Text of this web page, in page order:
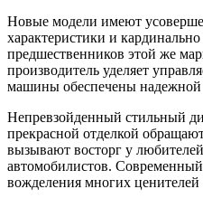
Новые модели имеют
характеристики и
предшественников этой же
производитель уделяет
машины обеспечены надежной
Непревзойденный стильный
прекрасной отделкой
вызывают восторг у
автомобилистов.
вожделения многих